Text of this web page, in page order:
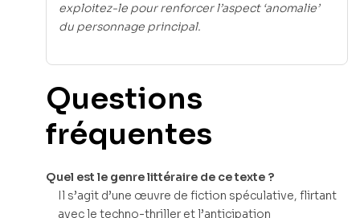
exploitez-le pour renforcer l’aspect ‘anomalie’
du personnage principal.
Questions
fréquentes
Quel est le genre littéraire de ce texte ?
Il s’agit d’une œuvre de fiction spéculative, flirtant
avec le techno-thriller et l’anticipation